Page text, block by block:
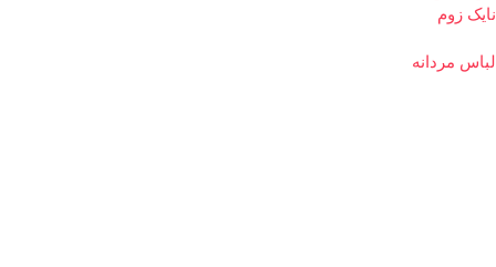
نایک زوم
لباس مردانه